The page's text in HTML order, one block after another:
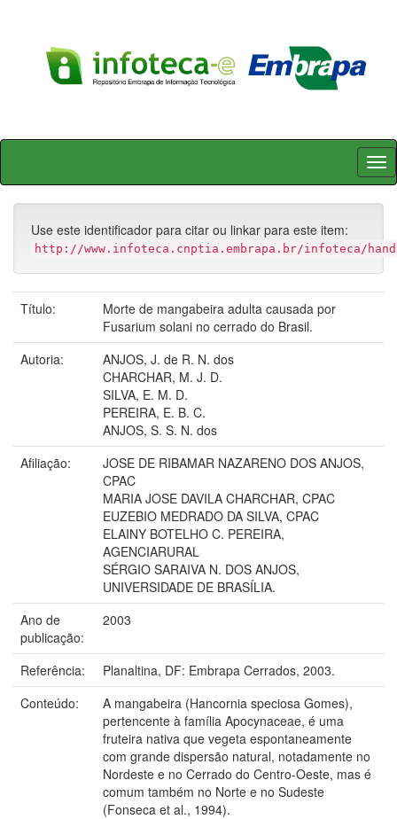
Skip
Use este identificador para citar ou linkar para este item:
http://www.infoteca.cnptia.embrapa.br/infoteca/
Título:
Morte de mangabeira adulta causada por
Fusarium solani no cerrado do Brasil.
Autoria:
ANJOS, J. de R. N. dos
CHARCHAR, M. J. D.
SILVA, E. M. D.
PEREIRA, E. B. C.
ANJOS, S. S. N. dos
Afiliação:
JOSE DE RIBAMAR NAZARENO DOS ANJOS,
CPAC
MARIA JOSE DAVILA CHARCHAR, CPAC
EUZEBIO MEDRADO DA SILVA, CPAC
ELAINY BOTELHO C. PEREIRA,
AGENCIARURAL
SÉRGIO SARAIVA N. DOS ANJOS,
UNIVERSIDADE DE BRASÍLIA.
Ano de
publicação:
2003
Referência:
Planaltina, DF: Embrapa Cerrados, 2003.
Conteúdo:
A mangabeira (Hancornia speciosa Gomes),
pertencente à família Apocynaceae, é uma
fruteira nativa que vegeta espontaneamente
com grande dispersão natural, notadamente no
Nordeste e no Cerrado do Centro-Oeste, mas é
comum também no Norte e no Sudeste
(Fonseca et al., 1994).